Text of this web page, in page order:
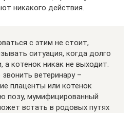
никакого действия.
с этим не стоит,
ситуация, когда долго
а котенок никак не выходит.
ветеринару –
плаценты или котенок
позу, мумифицированный
встать в родовых путях